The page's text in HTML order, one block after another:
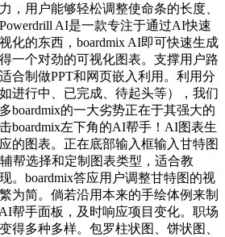
，用户能够轻松调整使命条的长度、
AI是一款专注于通过AI快速
化的东西，boardmix AI即可快速生成
一个对劲的可视化图表。支撑用户路
合制做PPT和网页嵌入利用。利用分
进行中、已完成、待起头等），我们
boardmix的一大劣势正在于其强大的
boardmix左下角的AI帮手！AI图表生
的图表。正在底部输入框输入甘特图
帮选择和定制图表类型，适合教
。boardmix答应用户调整甘特图的视
为简。倘若沿用本来的手绘体例来制
帮手面板，及时响应项目变化。职场
得多种多样。包罗柱状图、饼状图、